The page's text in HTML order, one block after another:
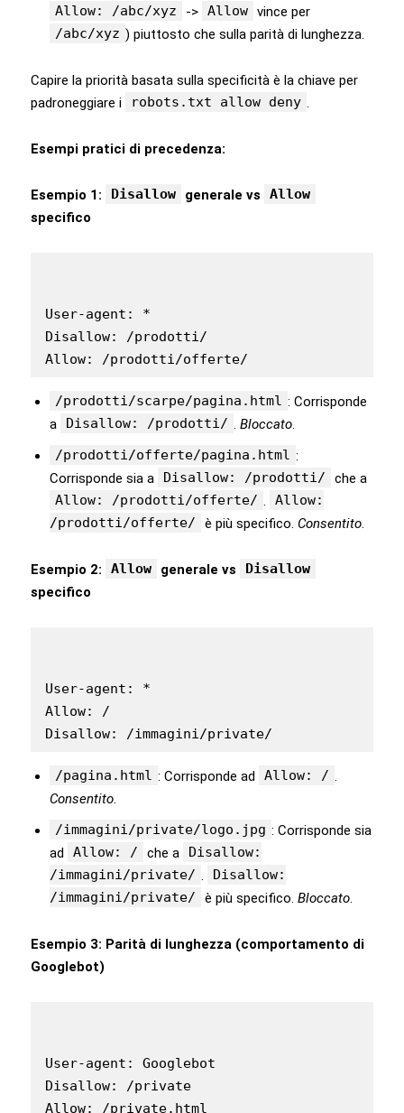
Allow: /abc/xyz
-> Allow vince per
/abc/xyz ) piuttosto che sulla parità di lunghezza.
Capire la priorità basata sulla specificità è la chiave per
padroneggiare i
robots.txt allow deny
Esempi pratici di precedenza:
Esempio 1: Disallow generale vs
Allow
specifico
User-agent: *
Disallow: /prodotti/
Allow: /prodotti/offerte/
/prodotti/scarpe/pagina.html : Corrisponde
a
Disallow: /prodotti/ Bloccato
/prodotti/offerte/pagina.html :
Corrisponde sia a
Disallow: /prodotti/
che a
Allow: /prodotti/offerte/
Allow:
/prodotti/offerte/
è più specifico. Consentito
Esempio 2: Allow generale vs
Disallow
specifico
User-agent: *
Allow: /
Disallow: /immagini/private/
/pagina.html : Corrisponde ad Allow: /
Consentito
/immagini/private/logo.jpg : Corrisponde sia
ad
Allow: / che a
Disallow:
/immagini/private/
Disallow:
/immagini/private/
è più specifico. Bloccato
Esempio 3: Parità di lunghezza (comportamento di
Googlebot)
User-agent: Googlebot
Disallow: /private
Allow: /private.html